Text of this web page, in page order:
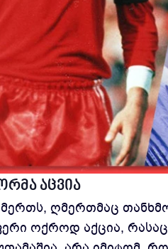
აცვია
ღმერთმაც
ოქროდ აქცია,